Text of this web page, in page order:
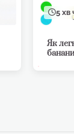
5 хв
Як
банани